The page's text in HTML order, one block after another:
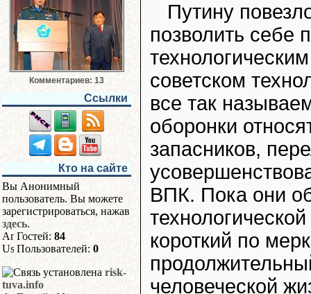
Комментариев: 13
Ссылки
Кто на сайте
Вы Анонимный
пользователь. Вы можете
зарегистрироваться, нажав
здесь.
Гостей: 84
Пользователей: 0
risk-
tuva.info
Путину
позволить себе
советском
все так
оборонки
запасников,
ВПК. Пока они
короткий по
человеческой